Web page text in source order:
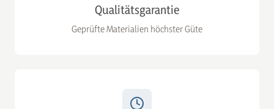
Qualitätsgarantie
Geprüfte Materialien höchster Güte